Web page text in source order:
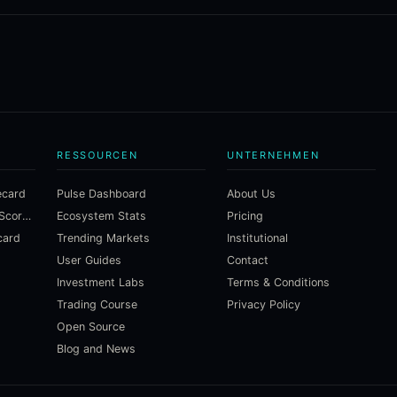
Macroeconomic Risk Scorecard
RESSOURCEN
Pulse Dashboard
Ecosystem Stats
Trending Markets
User Guides
Investment Labs
Trading Course
Open Source
Blog and News
UNTERNEHMEN
About Us
Pricing
Institutional
Contact
Terms & Conditions
Privacy Policy